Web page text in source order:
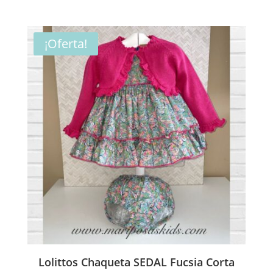
original
era:
12,00€.
actual
es:
10,00€.
¡Oferta!
Lolittos Chaqueta SEDAL Fucsia Corta